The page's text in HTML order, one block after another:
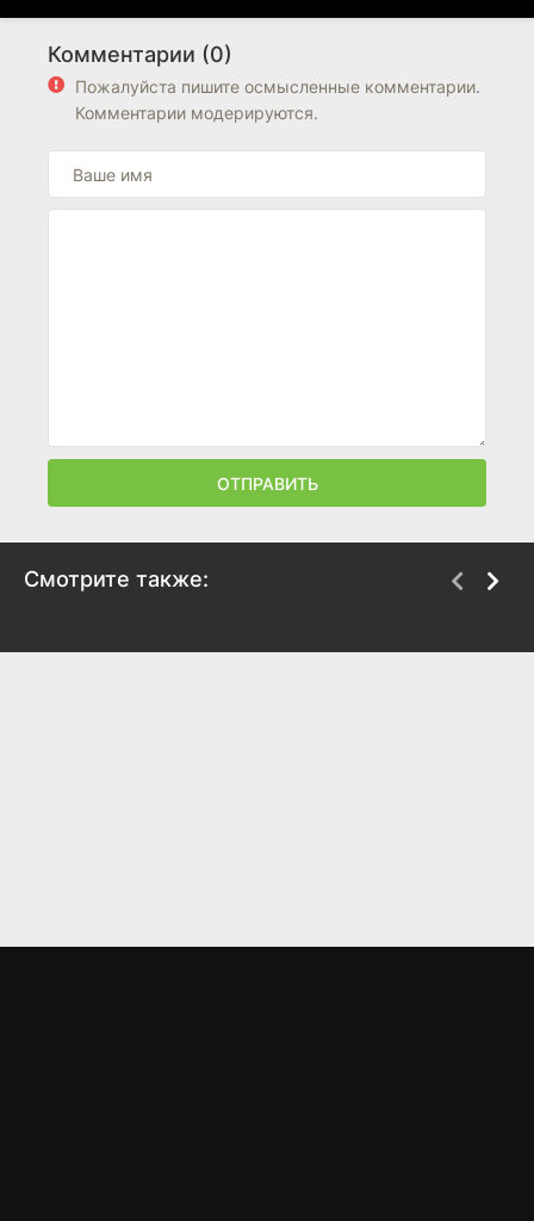
Комментарии (0)
Пожалуйста пишите осмысленные комментарии.
Комментарии модерируются.
ОТПРАВИТЬ
Смотрите также: